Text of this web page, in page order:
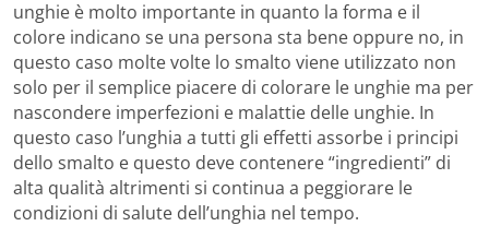
unghie è molto importante in quanto la forma e il
colore indicano se una persona sta bene oppure no, in
questo caso molte volte lo smalto viene utilizzato non
solo per il semplice piacere di colorare le unghie ma per
nascondere imperfezioni e malattie delle unghie. In
questo caso l’unghia a tutti gli effetti assorbe i principi
dello smalto e questo deve contenere “ingredienti” di
alta qualità altrimenti si continua a peggiorare le
condizioni di salute dell’unghia nel tempo.